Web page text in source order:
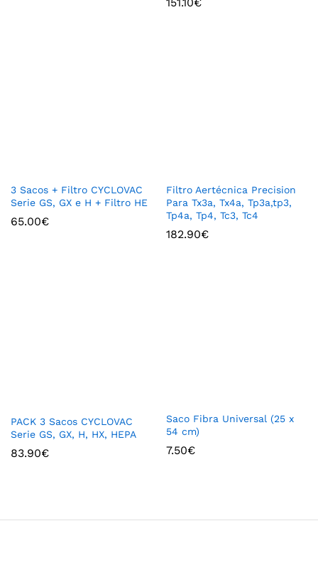
3 Sacos + Filtro CYCLOVAC
Serie GS, GX e H + Filtro HE
65.00€
Filtro Aertécnica Precision
Para Tx3a, Tx4a, Tp3a,tp3,
Tp4a, Tp4, Tc3, Tc4
182.90€
PACK 3 Sacos CYCLOVAC
Serie GS, GX, H, HX, HEPA
83.90€
Saco Fibra Universal (25 x
54 cm)
7.50€